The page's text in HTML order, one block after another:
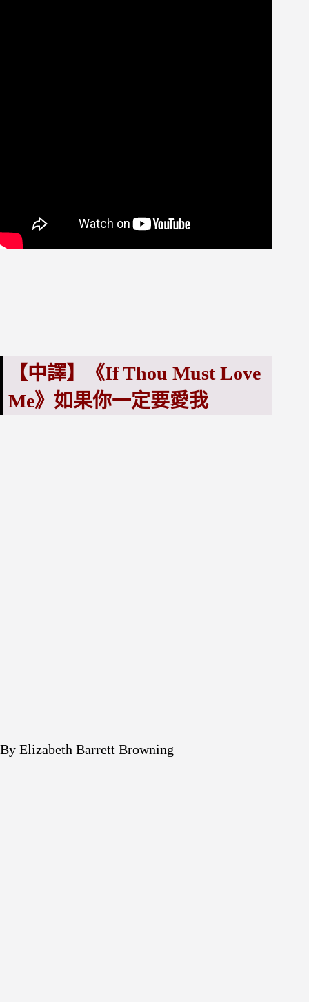
【中譯】《If Thou Must Love
Me》 如果你一定要愛我
By Elizabeth Barrett Browning